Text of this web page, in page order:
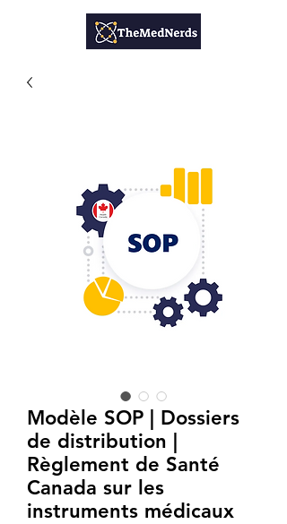
Modèle SOP | Dossiers
de distribution |
Règlement de Santé
Canada sur les
instruments médicaux